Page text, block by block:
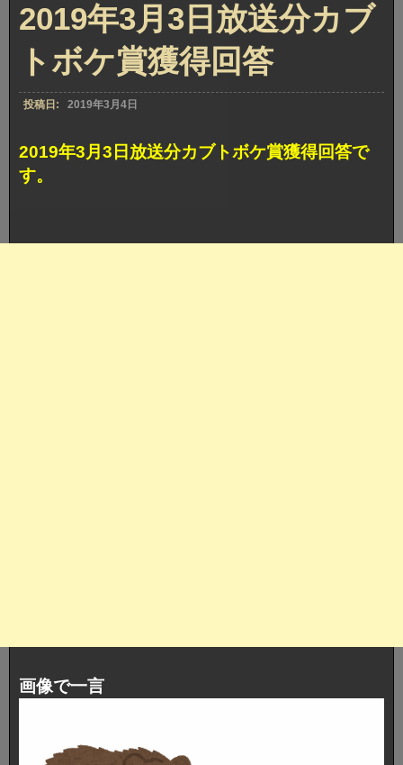
2019年3月3日放送分カブ
トボケ賞獲得回答
投稿日: 2019年3月4日
2019年3月3日放送分カブトボケ賞獲得回答で
す。
画像で一言